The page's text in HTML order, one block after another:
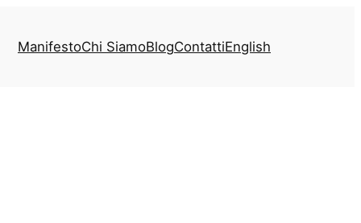
ManifestoChi SiamoBlogContattiEnglish